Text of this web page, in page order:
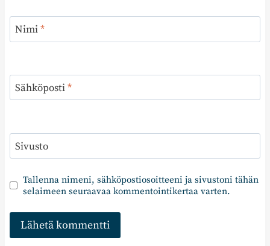
Nimi*
Sähköposti*
Sivusto
Tallenna nimeni, sähköpostiosoitteeni ja sivustoni tähän
selaimeen seuraavaa kommentointikertaa varten.